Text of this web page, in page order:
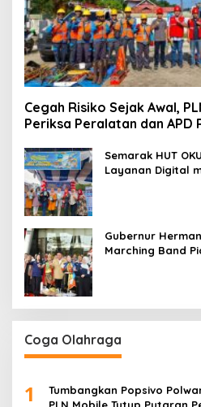
Cegah Risiko Sejak Awal,
Periksa Peralatan dan APD
Semarak HUT
Layanan Digital
Gubernur
Marching Band
Coga Olahraga
1
Tumbangkan Popsivo